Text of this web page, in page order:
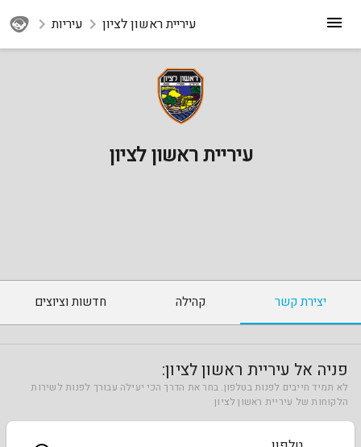
עיריות עיריית ראשון לציון
עיריית ראשון לציון
יצירת קשר קהילה חדשות וציוצים
פניה אל עיריית ראשון לציון:
לא תמיד חייבים לפנות בטלפון. בחר את הדרך הכי יעילה עבורך לפנות לשירות
הלקוחות של עיריית ראשון לציון